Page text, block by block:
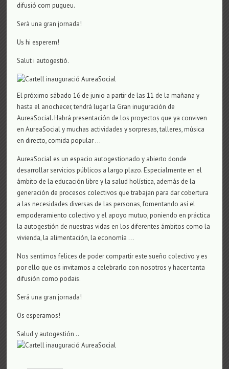
difusió com pugueu.
Serà una gran jornada!
Us hi esperem!
Salut i autogestió.
El próximo sábado 16 de junio a partir de las 11 de la mañana y
hasta el anochecer, tendrá lugar la Gran inuguración de
AureaSocial. Habrá presentación de los proyectos que ya conviven
en AureaSocial y muchas actividades y sorpresas, talleres, música
en directo, comida popular …
AureaSocial es un espacio autogestionado y abierto donde
desarrollar servicios públicos a largo plazo. Especialmente en el
ámbito de la educación libre y la salud holística, además de la
generación de procesos colectivos que trabajan para dar cobertura
a las necesidades diversas de las personas, fomentando así el
empoderamiento colectivo y el apoyo mutuo, poniendo en práctica
la autogestión de nuestras vidas en los diferentes ámbitos como la
vivienda, la alimentación, la economía …
Nos sentimos felices de poder compartir este sueño colectivo y es
por ello que os invitamos a celebrarlo con nosotros y hacer tanta
difusión como podais.
Será una gran jornada!
Os esperamos!
Salud y autogestión ..